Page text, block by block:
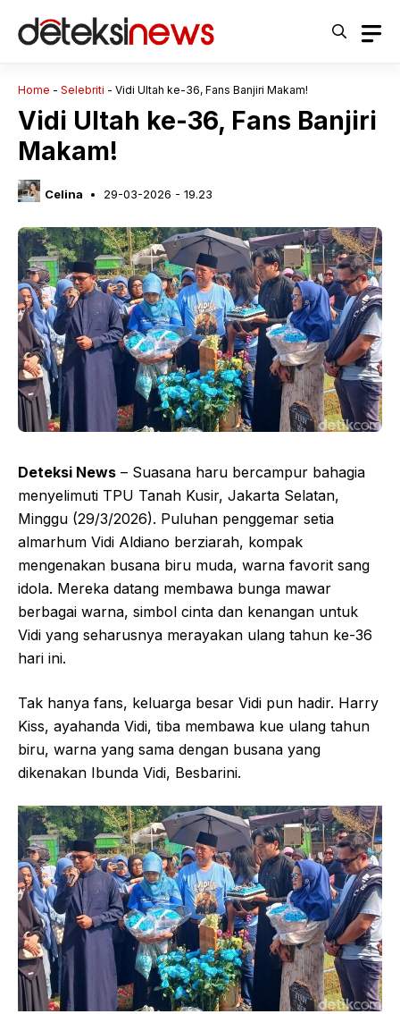
Home - Selebriti - Vidi Ultah ke-36, Fans Banjiri Makam!
Vidi Ultah ke-36, Fans Banjiri
Makam!
Celina 29-03-2026 - 19.23
Deteksi News – Suasana haru bercampur bahagia
menyelimuti TPU Tanah Kusir, Jakarta Selatan,
Minggu (29/3/2026). Puluhan penggemar setia
almarhum Vidi Aldiano berziarah, kompak
mengenakan busana biru muda, warna favorit sang
idola. Mereka datang membawa bunga mawar
berbagai warna, simbol cinta dan kenangan untuk
Vidi yang seharusnya merayakan ulang tahun ke-36
hari ini.
Tak hanya fans, keluarga besar Vidi pun hadir. Harry
Kiss, ayahanda Vidi, tiba membawa kue ulang tahun
biru, warna yang sama dengan busana yang
dikenakan Ibunda Vidi, Besbarini.